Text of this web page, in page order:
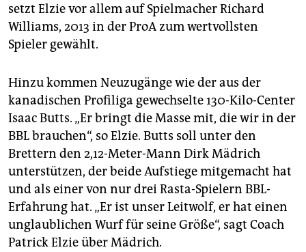
setzt Elzie vor allem auf Spielmacher Richard
Williams, 2013 in der ProA zum wertvollsten
Spieler gewählt.
Hinzu kommen Neuzugänge wie der aus der
kanadischen Profiliga gewechselte 130-Kilo-Center
Isaac Butts. „Er bringt die Masse mit, die wir in der
BBL brauchen“, so Elzie. Butts soll unter den
Brettern den 2,12-Meter-Mann Dirk Mädrich
unterstützen, der beide Aufstiege mitgemacht hat
und als einer von nur drei Rasta-Spielern BBL-
Erfahrung hat. „Er ist unser Leitwolf, er hat einen
unglaublichen Wurf für seine Größe“, sagt Coach
Patrick Elzie über Mädrich.